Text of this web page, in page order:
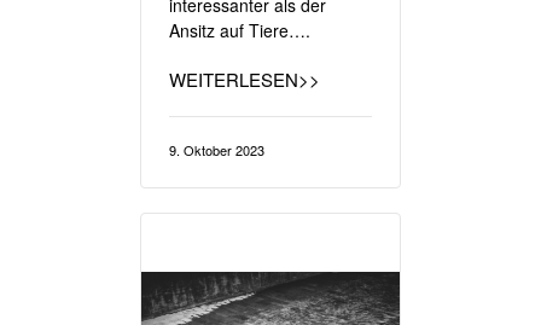
Ansitz auf Tiere….
WEITERLESEN>>
9. Oktober 2023